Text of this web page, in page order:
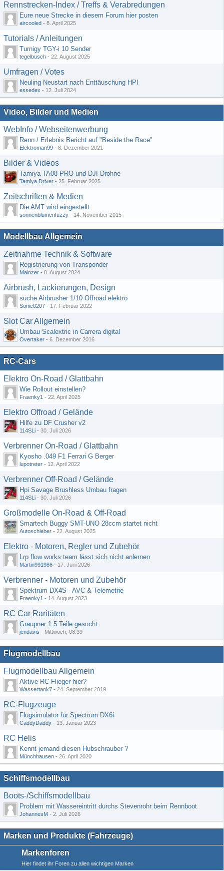
Rennstrecken-Index / Treffs & Verabredungen
Eure neue Strecke in diesem Forum hier posten
aircooled - 8. April 2025
Tutorials / Anleitungen
Turnigy TGY-i 10 Sender
tegelbusch - 22. August 2025
Umfragen / Votes
Neuling Neustart nach Enttäuschung HPI
essedex - 12. Juli 2024
Video, Bilder und Medien
WebInfo / Webseitenwerbung
Renn / Erlebnis Bericht auf "Beside the Race"
Elektroman99 - 8. Dezember 2021
Bilder & Videos
Tamiya TA08 PRO und DJI Drohne
Tamiya Driver - 25. Februar 2025
Zeitschriften & Medien
Die AMT wird eingestellt
sonnenblumenfuzzy - 14. November 2015
Modellbau Allgemein
Zeitnahme Technik & Software
Registrierung von Transponder
Mainzer - 8. August 2024
Airbrush, Lackierungen, Design
suche Airbrusher 1/10 Offroad elektro
Sonic0207 - 17. Februar 2022
Slot Car Allgemein
Umbau Scalextric in Carrera digital
Overtaker - 6. Dezember 2016
RC-Cars
Elektro On-Road / Glattbahn
Wie Rollout einstellen?
Fraenky1 - 22. April 2025
Elektro Offroad / Gelände
Hilfe zu DF Crusher v2
114SLi - 30. Juli 2026
Verbrenner On-Road / Glattbahn
Kyosho .049 F1 Ferrari G Berger
lupotreter - 12. April 2022
Verbrenner Off-Road / Gelände
Hpi Savage Brushless Umbau fragen
114SLi - 30. Juli 2026
Großmodelle On-Road & Off-Road
Smartech Buggy SMT-UNO 28ccm startet nicht
Autoschieber - 22. August 2025
Elektro - Motoren, Regler und Zubehör
Lrp flow works team lässt sich nicht anlernen
Martin991986 - 17. Juni 2026
Verbrenner - Motoren und Zubehör
Spektrum DX4S - AVC & Telemetrie
Fraenky1 - 14. August 2023
RC Car Raritäten
Graupner 1:5 Teile gesucht
jendavis - Mittwoch, 08:39
Flugmodellbau
Flugmodellbau Allgemein
Aktive RC-Flieger hier?
Wassertank7 - 24. September 2019
RC-Flugzeuge
Flugsimulator für Spectrum DX6i
CaddyDaddy - 13. Januar 2023
RC Helis
Kennt jemand diesen Hubschrauber ?
Münchhausen - 26. April 2020
Schiffsmodellbau
Boots-/Schiffsmodellbau
Problem mit Wassereintritt durchs Stevenrohr beim Rennboot
JohannesM - 2. Juli 2026
Marken und Produkte (Fahrzeuge)
Markenforen
Hier findet ihr Foren zu allen wichtigen Marken